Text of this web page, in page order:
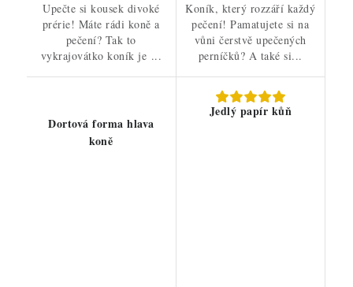
Upečte si kousek divoké
prérie! Máte rádi koně a
pečení? Tak to
vykrajovátko koník je ...
Koník, který rozzáří každý
pečení! Pamatujete si na
vůni čerstvě upečených
perníčků? A také si...
Dortová forma hlava
koně
Jedlý papír kůň